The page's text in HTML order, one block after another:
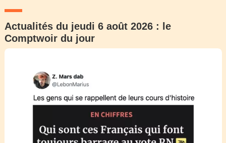
Actualités du jeudi 6 août 2026 : le
Comptwoir du jour